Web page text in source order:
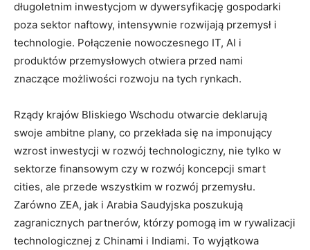
długoletnim inwestycjom w dywersyfikację gospodarki
poza sektor naftowy, intensywnie rozwijają przemysł i
technologie. Połączenie nowoczesnego IT, AI i
produktów przemysłowych otwiera przed nami
znaczące możliwości rozwoju na tych rynkach.
Rządy krajów Bliskiego Wschodu otwarcie deklarują
swoje ambitne plany, co przekłada się na imponujący
wzrost inwestycji w rozwój technologiczny, nie tylko w
sektorze finansowym czy w rozwój koncepcji smart
cities, ale przede wszystkim w rozwój przemysłu.
Zarówno ZEA, jak i Arabia Saudyjska poszukują
zagranicznych partnerów, którzy pomogą im w rywalizacji
technologicznej z Chinami i Indiami. To wyjątkowa